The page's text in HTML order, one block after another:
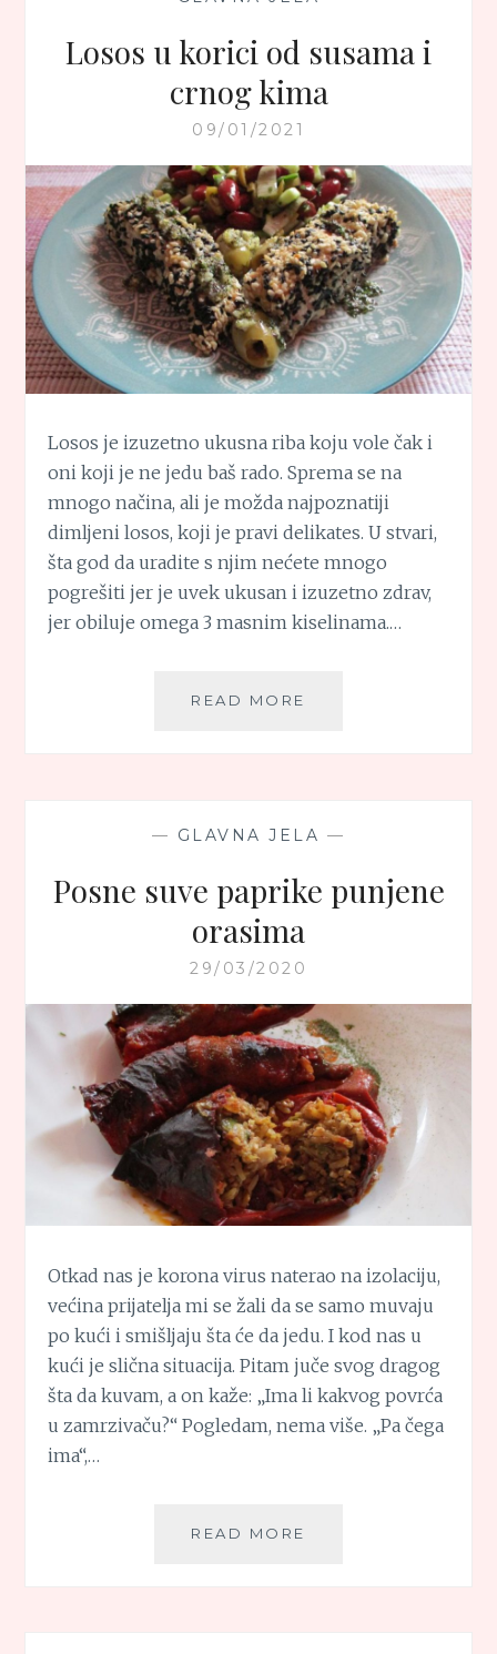
Losos u korici od susama i
crnog kima
09/01/2021
Losos je izuzetno ukusna riba koju vole čak i
oni koji je ne jedu baš rado. Sprema se na
mnogo načina, ali je možda najpoznatiji
dimljeni losos, koji je pravi delikates. U stvari,
šta god da uradite s njim nećete mnogo
pogrešiti jer je uvek ukusan i izuzetno zdrav,
jer obiluje omega 3 masnim kiselinama.…
READ MORE
CRNOG
— GLAVNA JELA —
Posne suve paprike punjene
orasima
29/03/2020
Otkad nas je korona virus naterao na izolaciju,
većina prijatelja mi se žali da se samo muvaju
po kući i smišljaju šta će da jedu. I kod nas u
kući je slična situacija. Pitam juče svog dragog
šta da kuvam, a on kaže: „Ima li kakvog povrća
u zamrzivaču?“ Pogledam, nema više. „Pa čega
ima“,…
READ MORE